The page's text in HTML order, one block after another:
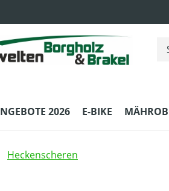
2026 E-BIKE
Heckenscheren